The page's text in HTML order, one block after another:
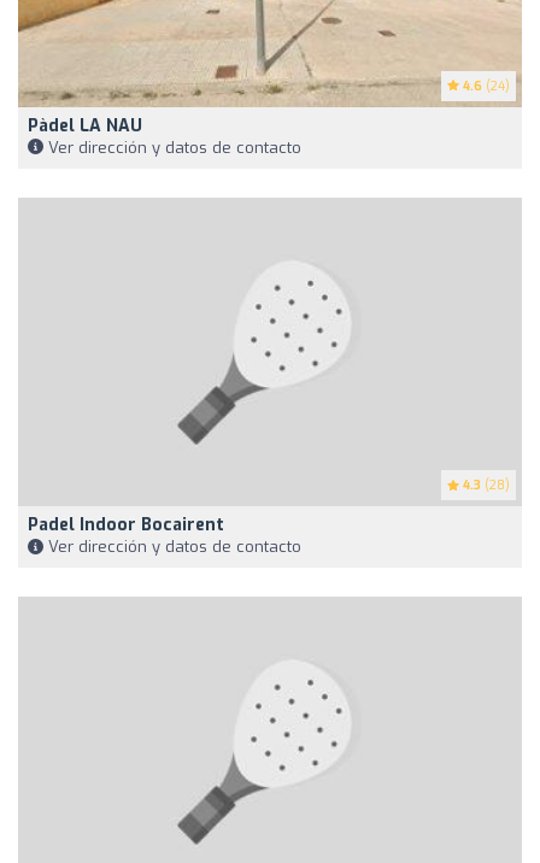
4.6 (24)
Pàdel LA NAU
Ver dirección y datos de contacto
4.3 (28)
Padel Indoor Bocairent
Ver dirección y datos de contacto